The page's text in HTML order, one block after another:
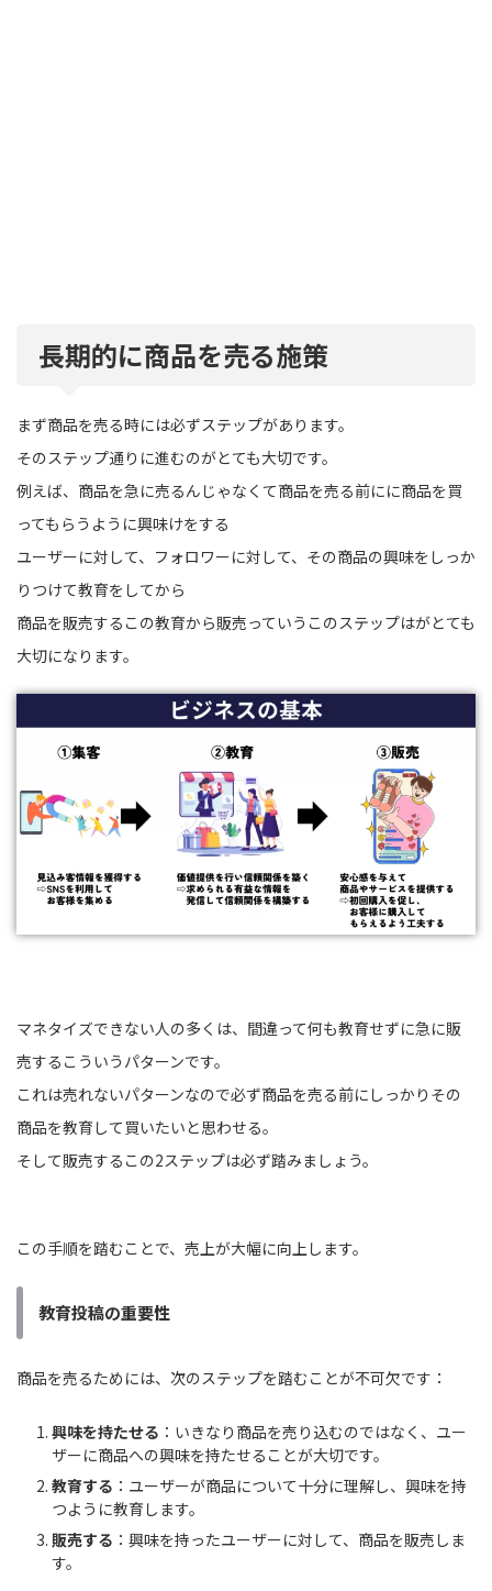
長期的に商品を売る施策
まず商品を売る時には必ずステップがあります。
そのステップ通りに進むのがとても大切です。
例えば、商品を急に売るんじゃなくて商品を売る前にに商品を買
ってもらうように興味けをする
ユーザーに対して、フォロワーに対して、その商品の興味をしっか
りつけて教育をしてから
商品を販売するこの教育から販売っていうこのステップはがとても
大切になります。
マネタイズできない人の多くは、間違って何も教育せずに急に販
売するこういうパターンです。
これは売れないパターンなので必ず商品を売る前にしっかりその
商品を教育して買いたいと思わせる。
そして販売するこの2ステップは必ず踏みましょう。
この手順を踏むことで、売上が大幅に向上します。
教育投稿の重要性
商品を売るためには、次のステップを踏むことが不可欠です：
興味を持たせる ：いきなり商品を売り込むのではなく、ユー
ザーに商品への興味を持たせることが大切です。
教育する ：ユーザーが商品について十分に理解し、興味を持
つように教育します。
販売する ：興味を持ったユーザーに対して、商品を販売しま
す。